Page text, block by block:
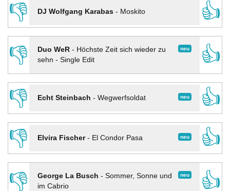
👎
DJ Wolfgang Karabas- Moskito
👍
👎
neu
Duo WeR- Höchste Zeit sich wieder zu
sehn - Single Edit
👍
👎
neu
Echt Steinbach - Wegwerfsoldat
👍
👎
neu
Elvira Fischer- El Condor Pasa
👍
👎
neu
George La Busch - Sommer, Sonne und
im Cabrio
👍